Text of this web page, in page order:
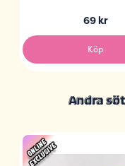
69 kr
Köp
Andra